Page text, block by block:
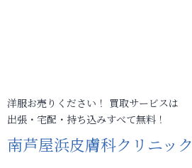
洋服お売りください！ 買取サービスは
出張・宅配・持ち込みすべて無料！
南芦屋浜皮膚科クリニック